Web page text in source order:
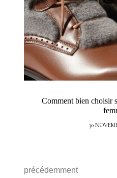
Comment bien choisir
30
précédemment